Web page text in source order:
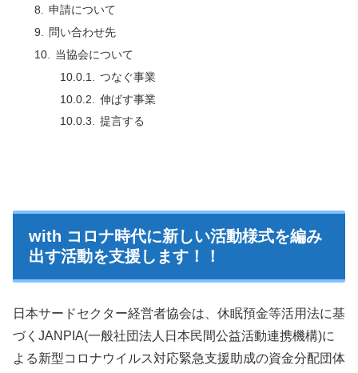
申請について
問い合わせ先
当協会について
つなぐ事業
伸ばす事業
提言する
with コロナ時代に新しい活動様式を編み
出す活動を支援します！！
日本サードセクター経営者協会は、休眠預金等活用法に基
づくJANPIA(一般社団法人日本民間公益活動連携機構)に
よる新型コロナウイルス対応緊急支援助成の資金分配団体